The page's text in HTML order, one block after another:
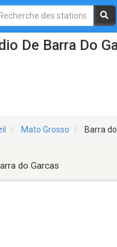
De Barra Do
Mato Grosso Barra
do Garcas